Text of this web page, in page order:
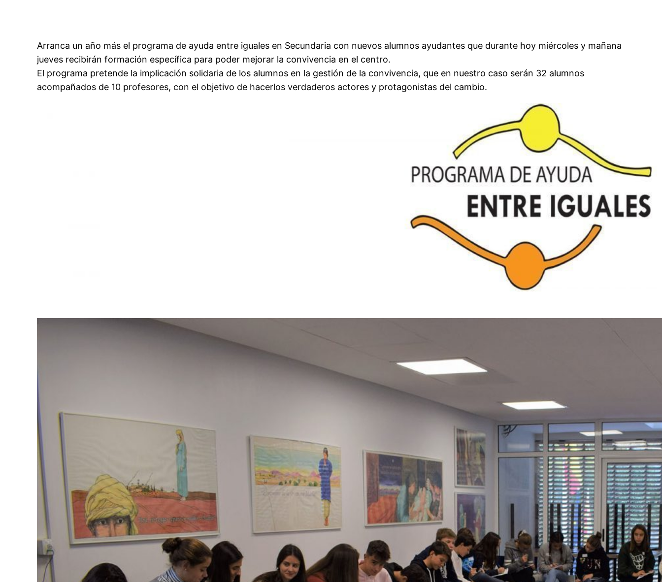
Arranca un año más el programa de ayuda entre iguales en Secundaria con nuevos alumnos ayudantes que durante hoy miércoles y mañana
jueves recibirán formación específica para poder mejorar la convivencia en el centro.
El programa pretende la implicación solidaria de los alumnos en la gestión de la convivencia, que en nuestro caso serán 32 alumnos
acompañados de 10 profesores, con el objetivo de hacerlos verdaderos actores y protagonistas del cambio.